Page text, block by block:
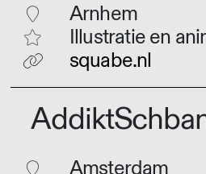
Arnhem
Illustratie en
squabe.nl
Amsterdam